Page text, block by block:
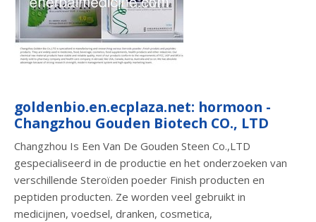
goldenbio.en.ecplaza.net: hormoon -
Changzhou Gouden Biotech CO., LTD
Changzhou Is Een Van De Gouden Steen Co.,LTD
gespecialiseerd in de productie en het onderzoeken van
verschillende Steroïden poeder Finish producten en
peptiden producten. Ze worden veel gebruikt in
medicijnen, voedsel, dranken, cosmetica,